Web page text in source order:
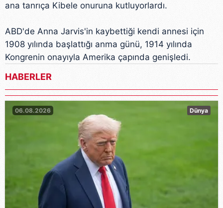
ana tanrıça Kibele onuruna kutluyorlardı.
ABD'de Anna Jarvis'in kaybettiği kendi annesi için
1908 yılında başlattığı anma günü, 1914 yılında
Kongrenin onayıyla Amerika çapında genişledi.
HABERLER
06.08.2026 Dünya